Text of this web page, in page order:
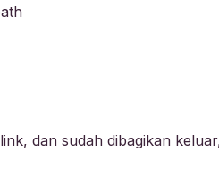
dan sudah dibagikan